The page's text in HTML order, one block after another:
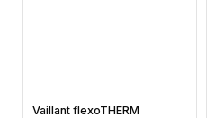
Vaillant flexoTHERM